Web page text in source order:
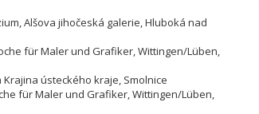
Alšova jihočeská galerie, Hluboká nad
für Maler und Grafiker, Wittingen/Lüben,
ústeckého kraje, Smolnice
für Maler und Grafiker, Wittingen/Lüben,